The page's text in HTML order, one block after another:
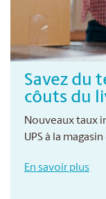
Savez du
côuts du
Nouveaux taux
UPS à la magasin
En savoir plus